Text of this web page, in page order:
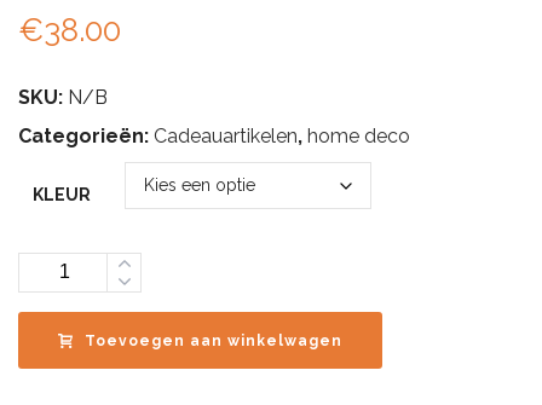
€38.00
SKU: N/B
Categorieën: Cadeauartikelen, home deco
KLEUR
Aantal
Toevoegen aan winkelwagen